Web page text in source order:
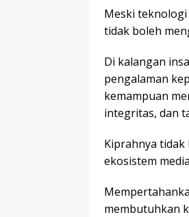
Meski
tidak boleh
Di kalangan
pengalaman
kemampuan
integritas, dan
Kiprahnya
ekosistem
membutuhkan